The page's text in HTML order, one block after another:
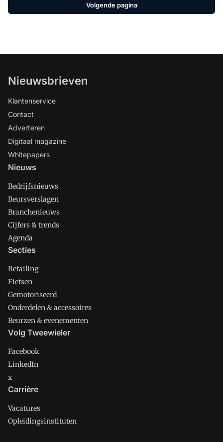
Volgende pagina
Nieuwsbrieven
Klantenservice
Contact
Adverteren
Digitaal magazine
Whitepapers
Nieuws
Bedrijfsnieuws
Beursverslagen
Branchenieuws
Cijfers & trends
Agenda
Secties
Retailing
Fietsen
Gemotoriseerd
Onderdelen & accessoires
Beurzen & evenementen
Volg Tweewieler
Facebook
LinkedIn
x
Carrière
Vacatures
Opleidingsinstituten